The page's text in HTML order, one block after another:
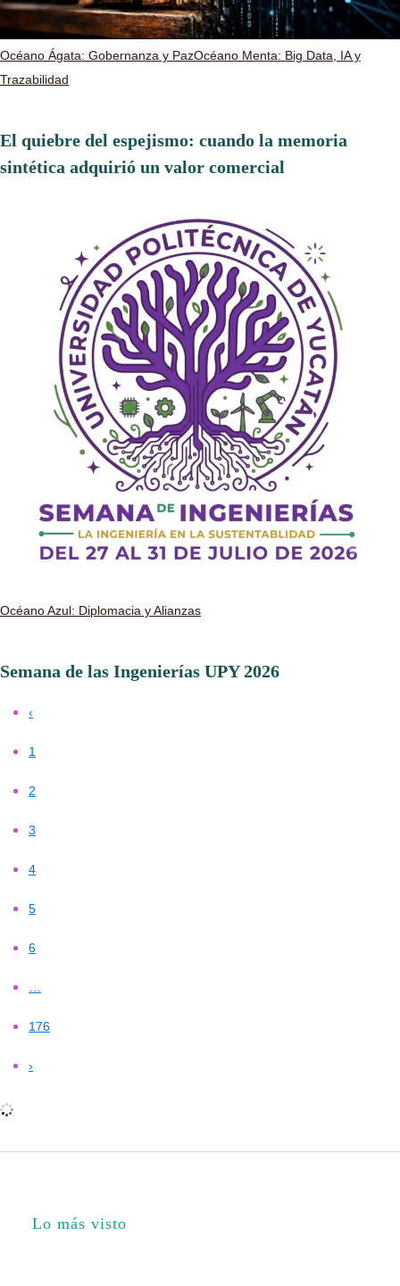
Océano Ágata: Gobernanza y PazOcéano Menta: Big Data, IA y
Trazabilidad
El quiebre del espejismo: cuando la memoria
sintética adquirió un valor comercial
Océano Azul: Diplomacia y Alianzas
Semana de las Ingenierías UPY 2026
‹
1
2
3
4
5
6
176
›
Lo más visto